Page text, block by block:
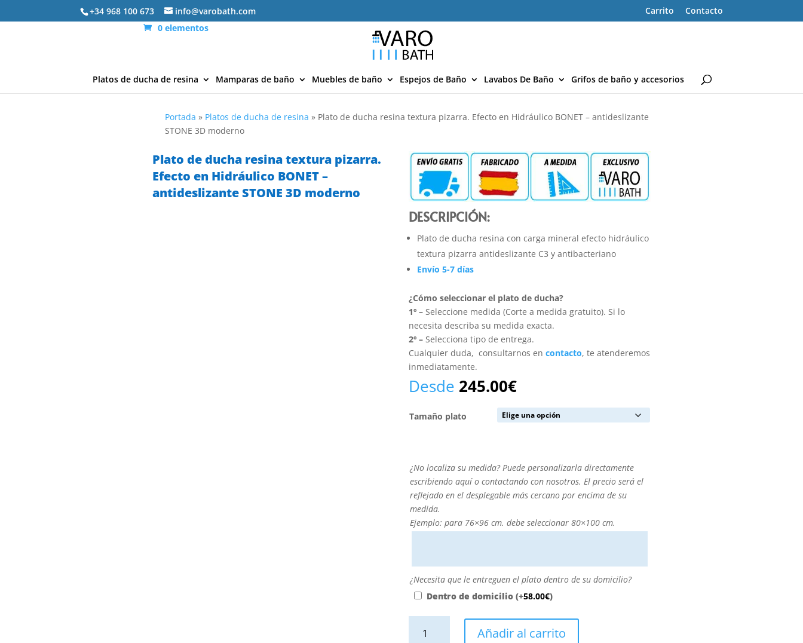
+34 968 100 673 info@varobath.com Carrito
Contacto
0 elementos
Platos de ducha de resina Mamparas de baño Muebles de baño Espejos de Baño Lavabos De Baño Grifos de baño y accesorios
Portada » Platos de ducha de resina » Plato de ducha resina textura pizarra. Efecto en Hidráulico BONET – antideslizante
STONE 3D moderno
Plato de ducha resina textura pizarra.
Efecto en Hidráulico BONET –
antideslizante STONE 3D moderno
DESCRIPCIÓN:
Plato de ducha resina con carga mineral efecto hidráulico
textura pizarra antideslizante C3 y antibacteriano
Envío 5-7 días
¿Cómo seleccionar el plato de ducha?
1º – Seleccione medida (Corte a medida gratuito). Si lo
necesita describa su medida exacta.
2º – Selecciona tipo de entrega.
Cualquier duda, consultarnos encontacto, te atenderemos
inmediatamente.
Desde 245.00€
Tamaño plato
¿No
localiza
su
medida?
Puede
escribiendo
aquí
o
con
nosotros.
¿No localiza su medida? Puede personalizarla directamente
escribiendo aquí o contactando con nosotros. El precio será el
reflejado en el desplegable más cercano por encima de su
medida.
Ejemplo: para 76×96 cm. debe seleccionar 80×100 cm.
¿Necesita
que
¿Necesita que le entreguen el plato dentro de su domicilio?
Dentro de domicilio(+58.00€)
Añadir al carrito